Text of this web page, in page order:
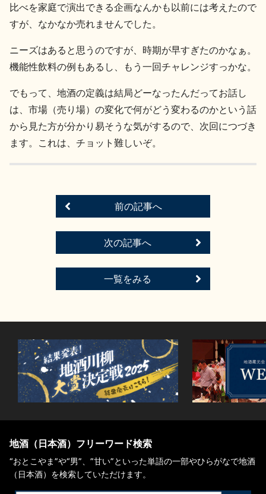
比べを家庭で演出できる企画なんかも以前には考えたので
すが、なかなか売れませんでした。
ニーズはあると思うのですが、時期が早すぎたのかなぁ。
機能性飲料の例もあるし、もう一回チャレンジすっかな。
でもって、地酒の定義は結局どーなったんだってお話し
は、市場（売り場）の変化で何がどう変わるのかという話
から見た方が分かり易そうな気がするので、次回につづき
ます。これは、チョット難しいぞ。
前の記事へ
次の記事へ
一覧をみる
地酒（日本酒）フリーワード検索
“おとこやま”や“男”、”甘い”といった単語の一部やひらがなで地酒
（日本酒）を検索していただけます。